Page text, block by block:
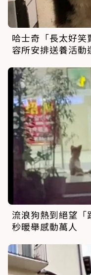
哈士奇「長太好
容所安排送養活動
流浪狗熱到絕望
秒暖舉感動萬人